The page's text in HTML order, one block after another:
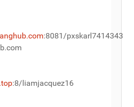
:8081/pxskarl7414343
:8/liamjacquez16